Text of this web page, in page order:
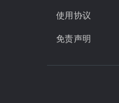
使用协议
免责声明